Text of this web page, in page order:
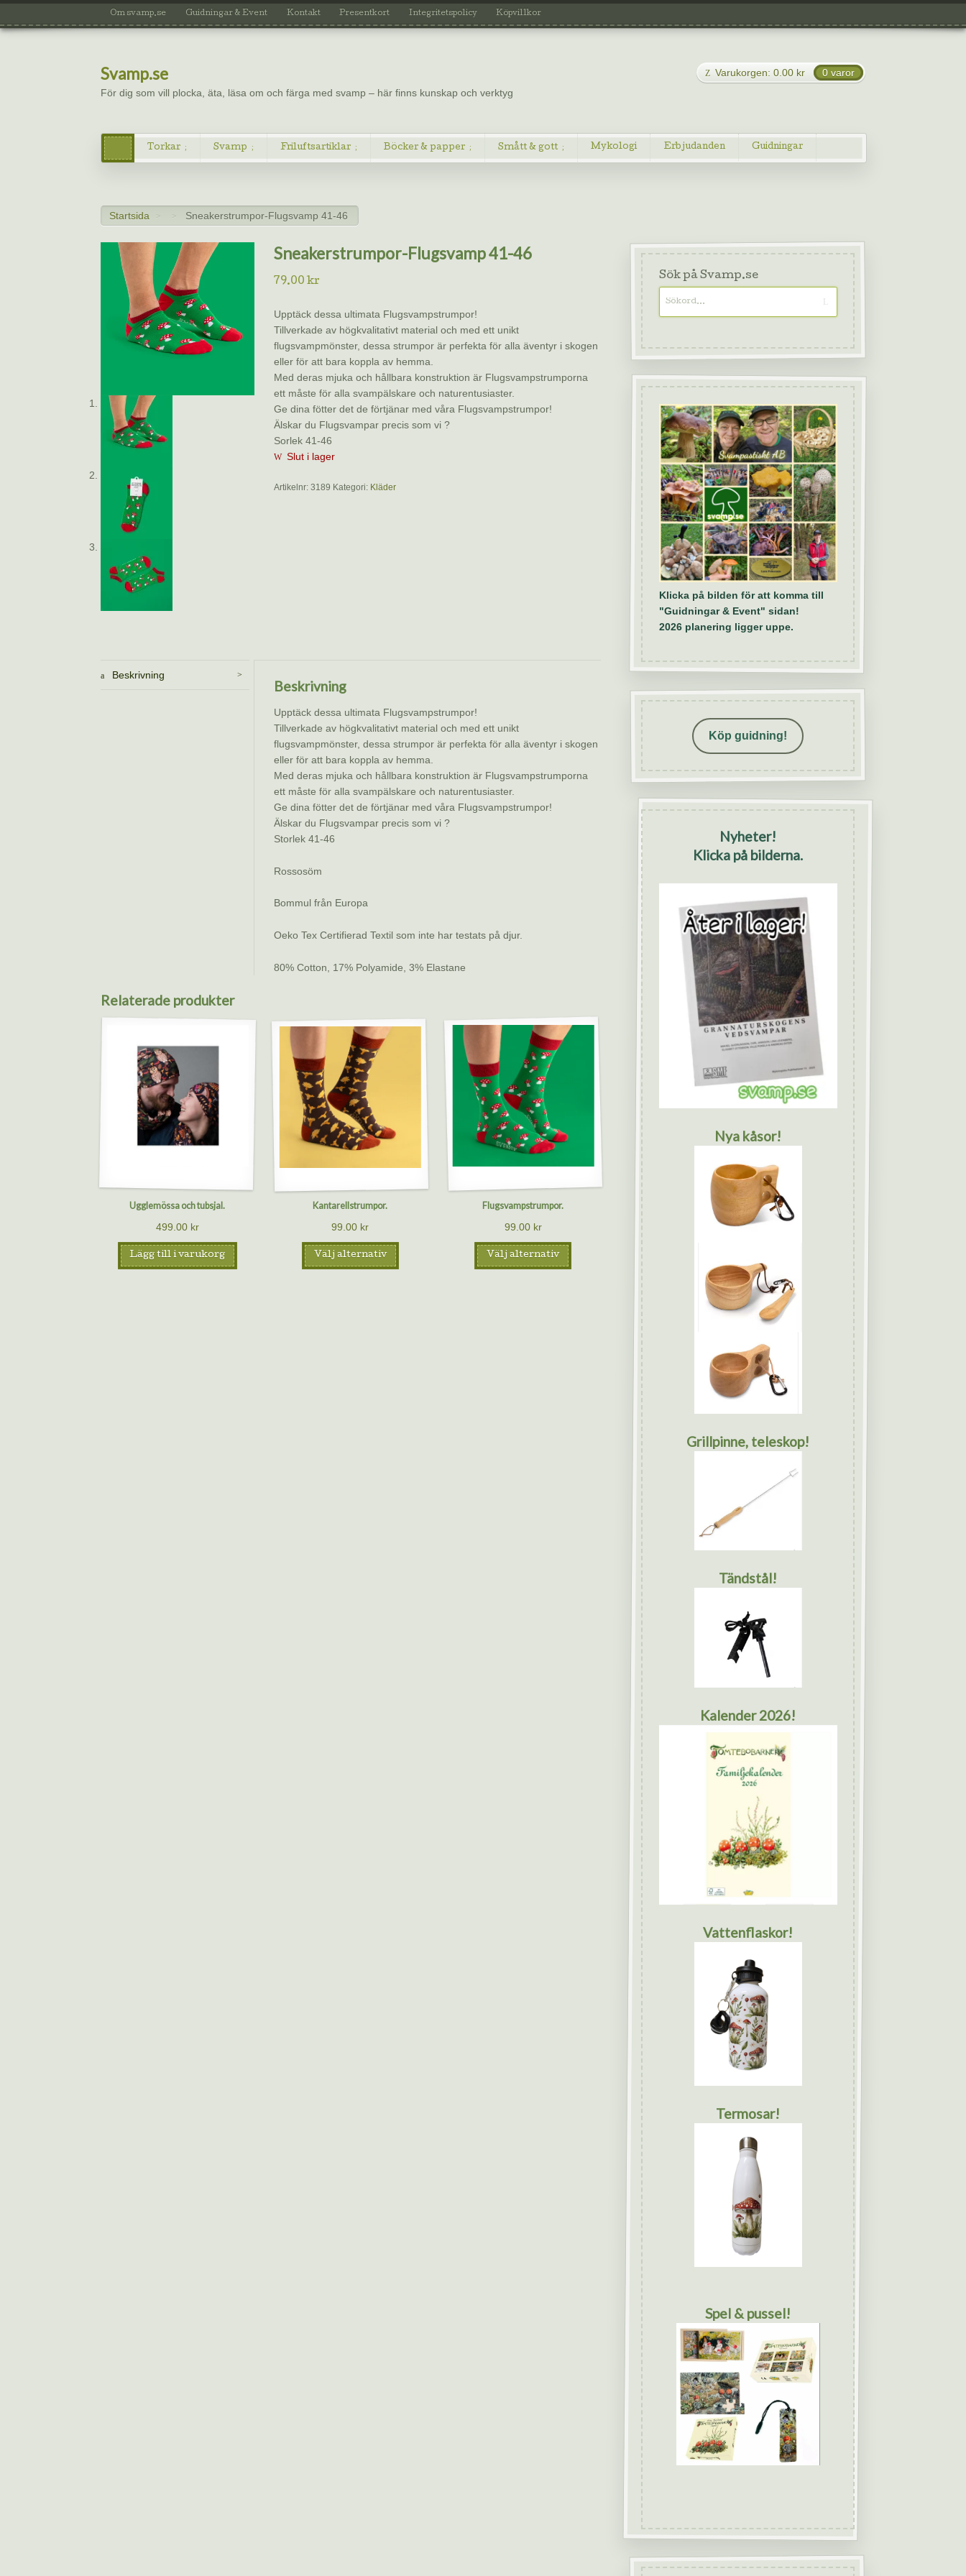
Om svamp.se Guidningar & Event Kontakt Presentkort Integritetspolicy Köpvillkor
Svamp.se
För dig som vill plocka, äta, läsa om och färga med svamp – här finns kunskap och verktyg
Varukorgen: 0.00 kr 0 varor
Torkar Svamp Friluftsartiklar Böcker & papper Smått & gott Mykologi Erbjudanden Guidningar
Startsida > > Sneakerstrumpor-Flugsvamp 41-46
Sneakerstrumpor-Flugsvamp 41-46
79.00 kr
Upptäck dessa ultimata Flugsvampstrumpor!
Tillverkade av högkvalitativt material och med ett unikt
flugsvampmönster, dessa strumpor är perfekta för alla äventyr i skogen
eller för att bara koppla av hemma.
Med deras mjuka och hållbara konstruktion är Flugsvampstrumporna
ett måste för alla svampälskare och naturentusiaster.
Ge dina fötter det de förtjänar med våra Flugsvampstrumpor!
Älskar du Flugsvampar precis som vi ?
Sorlek 41-46
Slut i lager
Artikelnr: 3189 Kategori: Kläder
Beskrivning
Beskrivning
Upptäck dessa ultimata Flugsvampstrumpor!
Tillverkade av högkvalitativt material och med ett unikt
flugsvampmönster, dessa strumpor är perfekta för alla äventyr i skogen
eller för att bara koppla av hemma.
Med deras mjuka och hållbara konstruktion är Flugsvampstrumporna
ett måste för alla svampälskare och naturentusiaster.
Ge dina fötter det de förtjänar med våra Flugsvampstrumpor!
Älskar du Flugsvampar precis som vi ?
Storlek 41-46
Rossosöm
Bommul från Europa
Oeko Tex Certifierad Textil som inte har testats på djur.
80% Cotton, 17% Polyamide, 3% Elastane
Relaterade produkter
Ugglemössa och tubsjal.
499.00 kr
Lägg till i varukorg
Kantarellstrumpor.
99.00 kr
Välj alternativ
Flugsvampstrumpor.
99.00 kr
Välj alternativ
Sök på Svamp.se
Klicka på bilden för att komma till
"Guidningar & Event" sidan!
2026 planering ligger uppe.
Köp guidning!
Nyheter!
Klicka på bilderna.
Nya kåsor!
Grillpinne, teleskop!
Tändstål!
Kalender 2026!
Vattenflaskor!
Termosar!
Spel & pussel!